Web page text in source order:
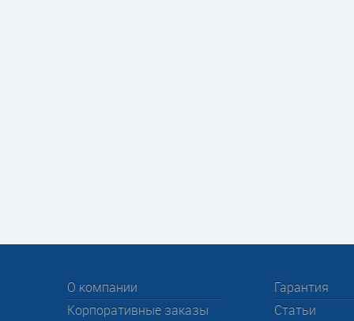
О компании
Гарантия
Корпоративные заказы
Статьи